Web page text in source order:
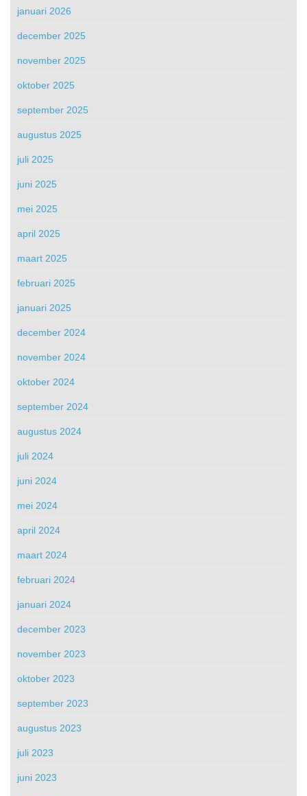
januari 2026
december 2025
november 2025
oktober 2025
september 2025
augustus 2025
juli 2025
juni 2025
mei 2025
april 2025
maart 2025
februari 2025
januari 2025
december 2024
november 2024
oktober 2024
september 2024
augustus 2024
juli 2024
juni 2024
mei 2024
april 2024
maart 2024
februari 2024
januari 2024
december 2023
november 2023
oktober 2023
september 2023
augustus 2023
juli 2023
juni 2023